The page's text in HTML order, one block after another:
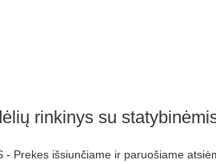
rinkinys su
- Prekes išsiunčiame ir paruošiame